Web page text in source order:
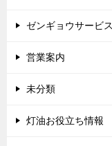
ゼンギョウサービ
営業案内
未分類
灯油お役立ち情報